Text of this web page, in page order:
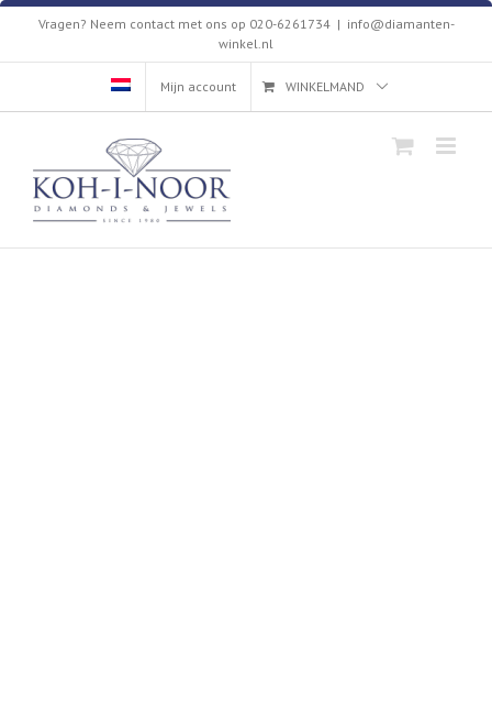
Skip
content
Vragen? Neem contact met ons op 020-6261734 | info@diamanten-
winkel.nl
Mijn account WINKELMAND